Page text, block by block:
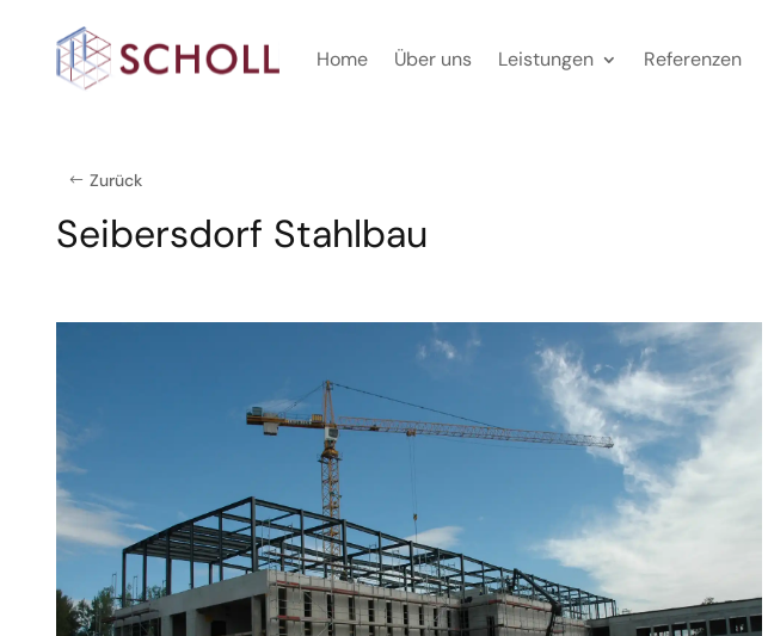
Home Über uns Leistungen Referenzen
Zurück
Seibersdorf Stahlbau